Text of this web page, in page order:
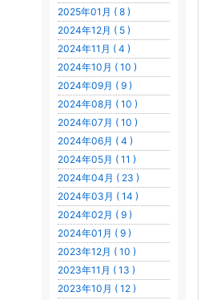
2025年01月 ( 8 )
2024年12月 ( 5 )
2024年11月 ( 4 )
2024年10月 ( 10 )
2024年09月 ( 9 )
2024年08月 ( 10 )
2024年07月 ( 10 )
2024年06月 ( 4 )
2024年05月 ( 11 )
2024年04月 ( 23 )
2024年03月 ( 14 )
2024年02月 ( 9 )
2024年01月 ( 9 )
2023年12月 ( 10 )
2023年11月 ( 13 )
2023年10月 ( 12 )